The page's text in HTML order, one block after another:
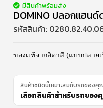
มีสินค้าพร้อมส่ง
DOMINO ปลอกแฮน
รหัสสินค้า:
ของเเท้จากอิตาลี (แบบปลาย
สินค้าชนิดนี้เหมาะสมกับรถของคุ
เลือกสินค้าสำหรับรถขอ